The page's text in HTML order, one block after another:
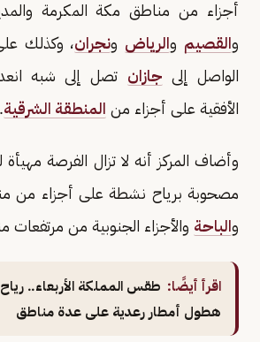
أجزاء من مناطق مكة المكرمة
والقصيم والرياض ونجران، وكذلك
الواصل إلى جازان تصل إلى شبه
الأفقية على أجزاء من المنطقة الشرقية.
وأضاف المركز أنه لا تزال الفرصة
مصحوبة برياح نشطة على أجزاء من
والباحة والأجزاء الجنوبية من
اقرأ أيضًا: طقس المملكة الأربعاء..
هطول أمطار رعدية على عدة مناطق